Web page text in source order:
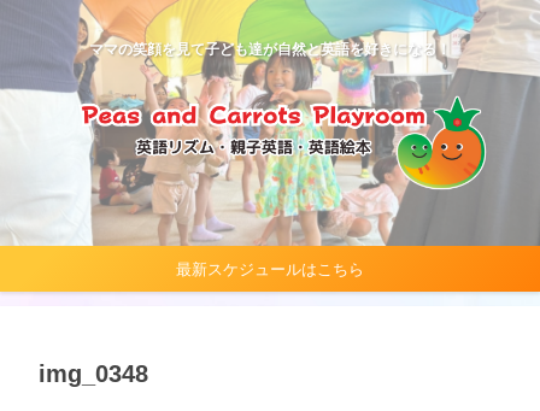
ママの笑顔を見て子ども達が自然と英語を好きになる！
最新スケジュールはこちら
img_0348